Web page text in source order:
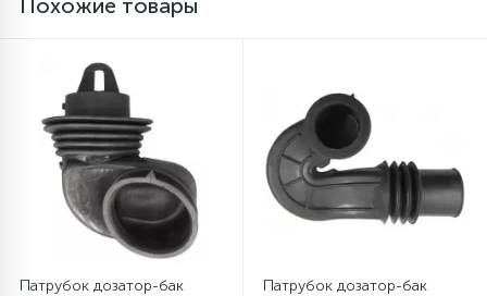
Похожие товары
Патрубок дозатор-бак
Патрубок дозатор-бак